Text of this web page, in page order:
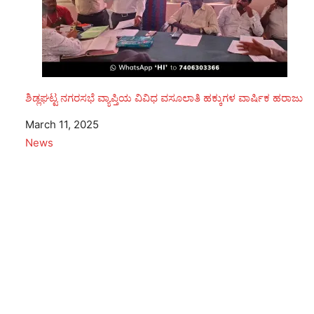
ಶಿಡ್ಲಘಟ್ಟ ನಗರಸಭೆ ವ್ಯಾಪ್ತಿಯ ವಿವಿಧ ವಸೂಲಾತಿ ಹಕ್ಕುಗಳ ವಾರ್ಷಿಕ ಹರಾಜು
Date
March 11, 2025
In relation to
News